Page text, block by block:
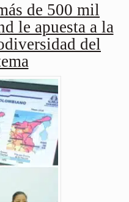
de 500 mil
le apuesta a la
del